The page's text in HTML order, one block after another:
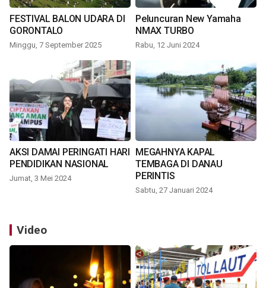
FESTIVAL BALON UDARA DI
GORONTALO
Minggu, 7 September 2025
Peluncuran New Yamaha
NMAX TURBO
Rabu, 12 Juni 2024
AKSI DAMAI PERINGATI HARI
PENDIDIKAN NASIONAL
Jumat, 3 Mei 2024
MEGAHNYA KAPAL
TEMBAGA DI DANAU
PERINTIS
Sabtu, 27 Januari 2024
Video